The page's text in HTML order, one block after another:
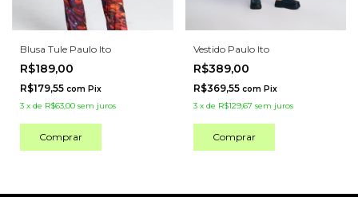
Blusa Tule Paulo Ito
R$189,00
R$179,55 com Pix
3 x de R$63,00 sem juros
Comprar
Vestido Paulo Ito
R$389,00
R$369,55 com Pix
3 x de R$129,67 sem juros
Comprar